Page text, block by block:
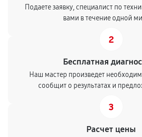
Подаете заявку, специалист по
вами в течение одной
2
Бесплатная
Наш мастер произведет
сообщит о результатах и
3
Расчет цены